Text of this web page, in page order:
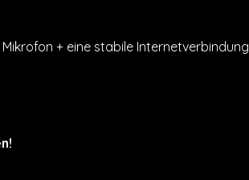
+ eine stabile Internetverbindung